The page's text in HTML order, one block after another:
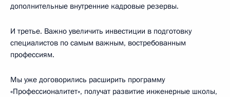
дополнительные внутренние кадровые резервы.
И третье. Важно увеличить инвестиции в подготовку
специалистов по самым важным, востребованным
профессиям.
Мы уже договорились расширить программу
«Профессионалитет», получат развитие инженерные школы,